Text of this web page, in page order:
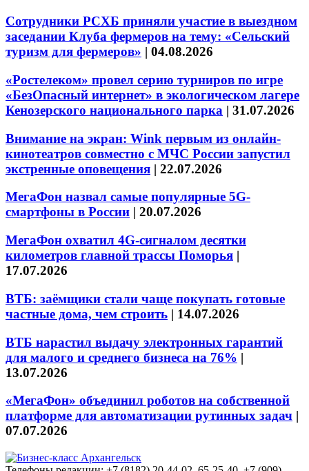
Сотрудники РСХБ приняли участие в выездном
заседании Клуба фермеров на тему: «Сельский
туризм для фермеров» | 04.08.2026
«Ростелеком» провел серию турниров по игре
«БезОпасный интернет» в экологическом лагере
Кенозерского национального парка | 31.07.2026
Внимание на экран: Wink первым из онлайн-
кинотеатров совместно с МЧС России запустил
экстренные оповещения | 22.07.2026
МегаФон назвал самые популярные 5G-
смартфоны в России | 20.07.2026
МегаФон охватил 4G-сигналом десятки
километров главной трассы Поморья |
17.07.2026
ВТБ: заёмщики стали чаще покупать готовые
частные дома, чем строить | 14.07.2026
ВТБ нарастил выдачу электронных гарантий
для малого и среднего бизнеса на 76% |
13.07.2026
«МегаФон» объединил роботов на собственной
платформе для автоматизации рутинных задач |
07.07.2026